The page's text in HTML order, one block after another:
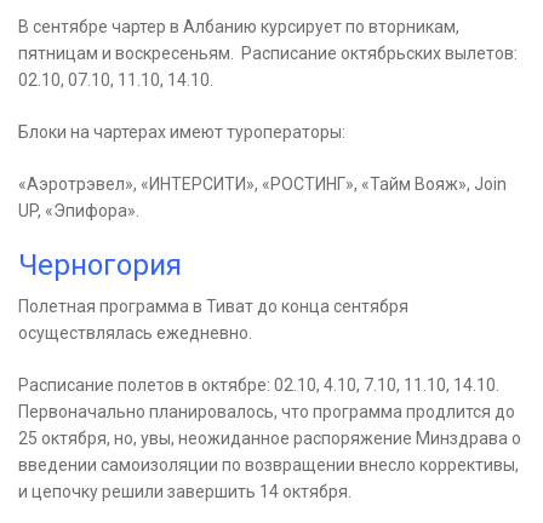
В сентябре чартер в Албанию курсирует по вторникам,
пятницам и воскресеньям. Расписание октябрьских вылетов:
02.10, 07.10, 11.10, 14.10.
Блоки на чартерах имеют туроператоры:
«Аэротрэвел», «ИНТЕРСИТИ», «РОСТИНГ», «Тайм Вояж», Join
UP, «Эпифора».
Черногория
Полетная программа в Тиват до конца сентября
осуществлялась ежедневно.
Расписание полетов в октябре: 02.10, 4.10, 7.10, 11.10, 14.10.
Первоначально планировалось, что программа продлится до
25 октября, но, увы, неожиданное распоряжение Минздрава о
введении самоизоляции по возвращении внесло коррективы,
и цепочку решили завершить 14 октября.